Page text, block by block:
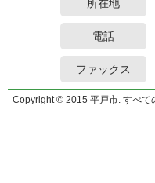
所在地
電話
ファックス
Copyright © 2015 平戸市. すべて